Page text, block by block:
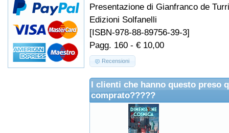
Presentazione di Gianfranco de
Edizioni Solfanelli
[ISBN-978-88-89756-39-3]
Pagg. 160 - € 10,00
Recensioni
I clienti che hanno questo preso
comprato?????